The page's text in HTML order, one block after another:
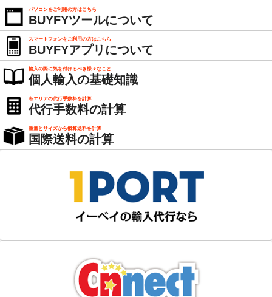
～20.5kg
53,222円 → 29,272
円
55,614円→ 30,588
円
56,810円→ 31,246
58,006円 → 31,903
円
円
～23.5kg
60,398円→ 33,219
円
～24.5kg
62,790円
円
～25.5kg
65,182円→ 35,850
円
～26.5kg
67,574円→ 37,166
～27kg
68,770円→ 37,824
69,966円→ 38,481
～28kg
71,162円
円
→ 39,797
～29kg
円
74,750円→ 41,113
～30kg
75,946円
パソコンをご利用の方はこちら
BUYFYツールについて
スマートフォンをご利用の方はこちら
BUYFYアプリについて
輸入の際に気を付けるべき様々なこと
個人輸入の基礎知識
各エリアの代行手数料を計算
代行手数料の計算
重量とサイズから概算送料を計算
国際送料の計算